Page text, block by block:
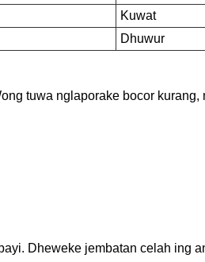
Kuwat
Dhuwur
tuwa nglaporake bocor
Dheweke jembatan celah ing